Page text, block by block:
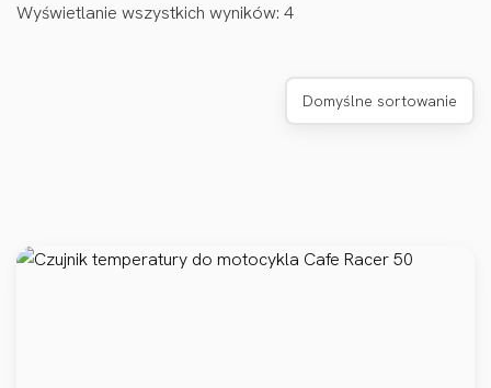
Wyświetlanie wszystkich wyników: 4
Domyślne sortowanie